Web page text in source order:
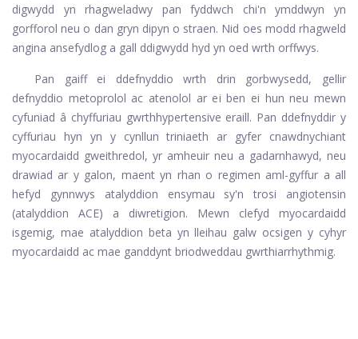
digwydd yn rhagweladwy pan fyddwch chi'n ymddwyn yn
gorfforol neu o dan gryn dipyn o straen. Nid oes modd rhagweld
angina ansefydlog a gall ddigwydd hyd yn oed wrth orffwys.
Pan gaiff ei ddefnyddio wrth drin gorbwysedd, gellir
defnyddio metoprolol ac atenolol ar ei ben ei hun neu mewn
cyfuniad â chyffuriau gwrthhypertensive eraill. Pan ddefnyddir y
cyffuriau hyn yn y cynllun triniaeth ar gyfer cnawdnychiant
myocardaidd gweithredol, yr amheuir neu a gadarnhawyd, neu
drawiad ar y galon, maent yn rhan o regimen aml-gyffur a all
hefyd gynnwys atalyddion ensymau sy'n trosi angiotensin
(atalyddion ACE) a diwretigion. Mewn clefyd myocardaidd
isgemig, mae atalyddion beta yn lleihau galw ocsigen y cyhyr
myocardaidd ac mae ganddynt briodweddau gwrthiarrhythmig.